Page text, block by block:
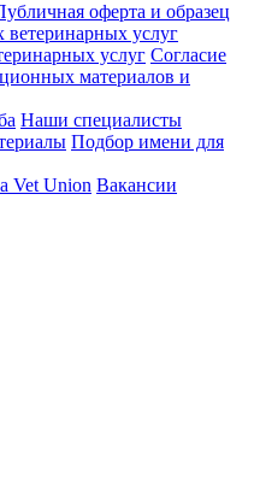
оферта и образец
ветеринарных услуг
услуг Cогласие
материалов и
Наши специалисты
Подбор имени для
Vet Union Вакансии